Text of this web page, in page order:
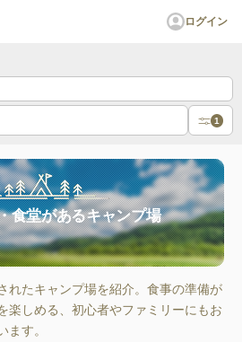
ログイン
1
食堂があるキャンプ場
れたキャンプ場を紹介。食事の準備が
楽しめる、初心者やファミリーにもお
ます。